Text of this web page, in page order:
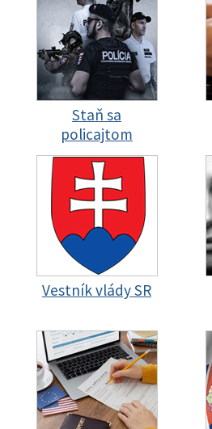
Staň sa
policajtom
Vestník vlády SR